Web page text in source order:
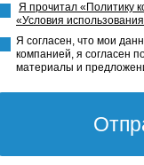
Я прочитал «Политику
«Условия
Я согласен, что мои
компанией, я согласен
материалы и